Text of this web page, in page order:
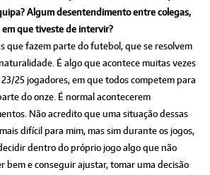
Algum desentendimento entre colegas,
em que tiveste de intervir?
que fazem parte do futebol, que se resolvem
É algo que acontece muitas vezes
25 jogadores, em que todos competem para
do onze. É normal acontecerem
Não acredito que uma situação dessas
difícil para mim, mas sim durante os jogos,
dentro do próprio jogo algo que não
bem e conseguir ajustar, tomar uma decisão